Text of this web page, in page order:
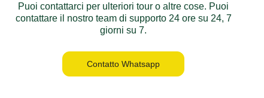
Puoi contattarci per ulteriori tour o altre cose. Puoi
contattare il nostro team di supporto 24 ore su 24, 7
giorni su 7.
Contatto Whatsapp